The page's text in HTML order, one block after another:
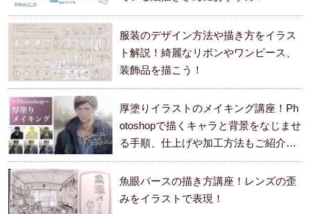
服装のデザイン方法や描き方をイラス
ト解説！綺麗なリボンやワンピース、
装飾品を描こう！
厚塗りイラストのメイキング講座！Ph
otoshopで描くキャラと背景をなじませ
る手順、仕上げや加工方法もご紹介し
ます。
魚眼パースの描き方講座！レンズの歪
みをイラストで表現！